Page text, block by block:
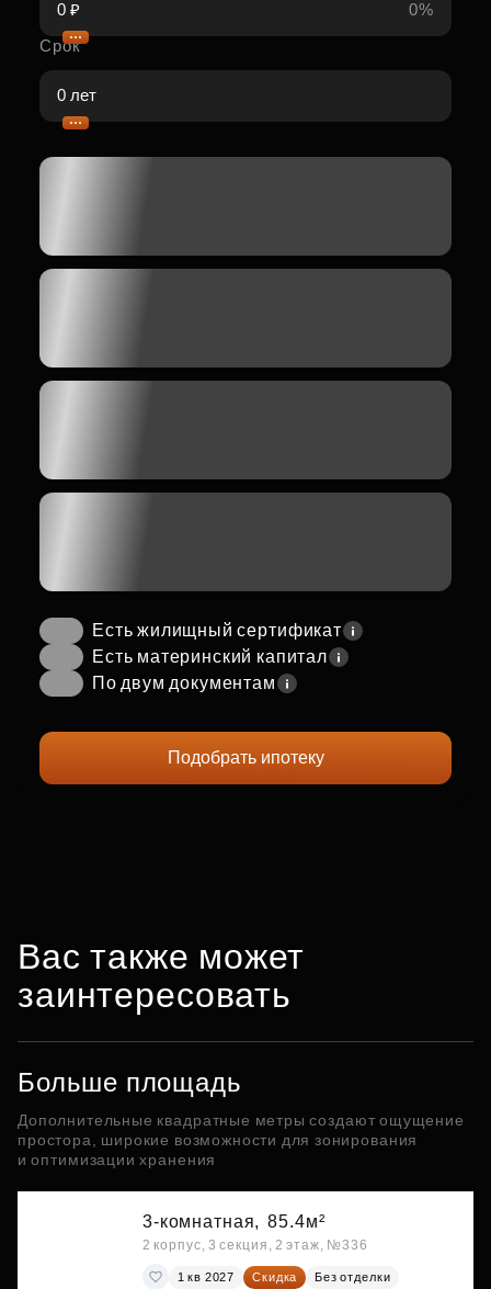
0%
Срок
Есть жилищный сертификат
Есть материнский капитал
По двум документам
Подобрать ипотеку
Вас также может
заинтересовать
Больше площадь
Дополнительные квадратные метры создают ощущение
простора, широкие возможности для зонирования
и оптимизации хранения
3-комнатная, 85.4м²
2 корпус, 3 секция, 2 этаж, №336
1 кв 2027 Скидка
Без отделки